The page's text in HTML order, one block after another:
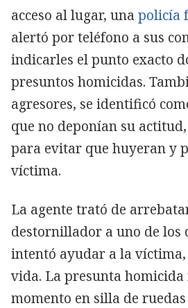
acceso al lugar, una policía
alertó por teléfono a sus
indicarles el punto exacto
presuntos homicidas.
agresores, se identificó
que no deponían su
para evitar que huyeran y
víctima.
La agente trató de
destornillador a uno de los
intentó ayudar a la
vida. La presunta homicida
momento en silla de